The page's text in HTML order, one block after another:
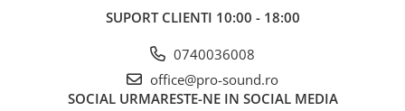
Standuri stative si pupitre
SUPORT CLIENTI 10:00 - 18:00
0740036008
office@pro-sound.ro
SOCIAL URMARESTE-NE IN SOCIAL MEDIA